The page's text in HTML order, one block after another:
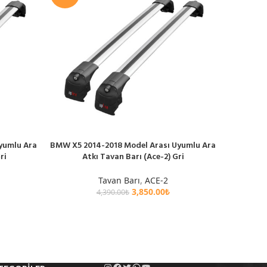
Ara
SEPETE EKLE
BMW X5 2014-2018 Model Arası Uyumlu Ara
Atkı Tavan Barı (Ace-2) Gri
Tavan Barı, ACE-2
4,390.00₺ 3,850.00₺